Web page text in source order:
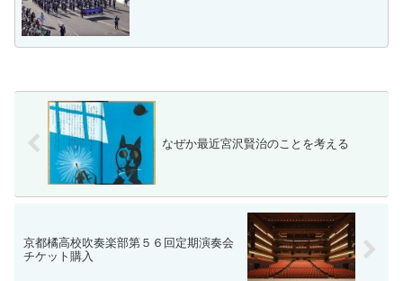
なぜか最近宮沢賢治のことを考える
京都橘高校吹奏楽部第５６回定期演奏会
チケット購入